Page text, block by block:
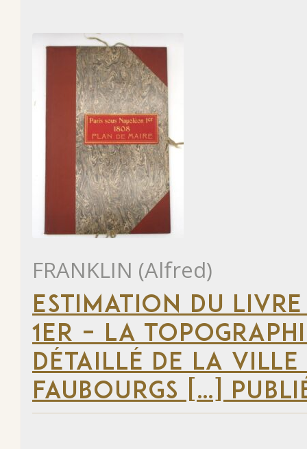
FRANKLIN (Alfred)
ESTIMATION DU
1ER – LA
DÉTAILLÉ DE LA VILLE
FAUBOURGS […]